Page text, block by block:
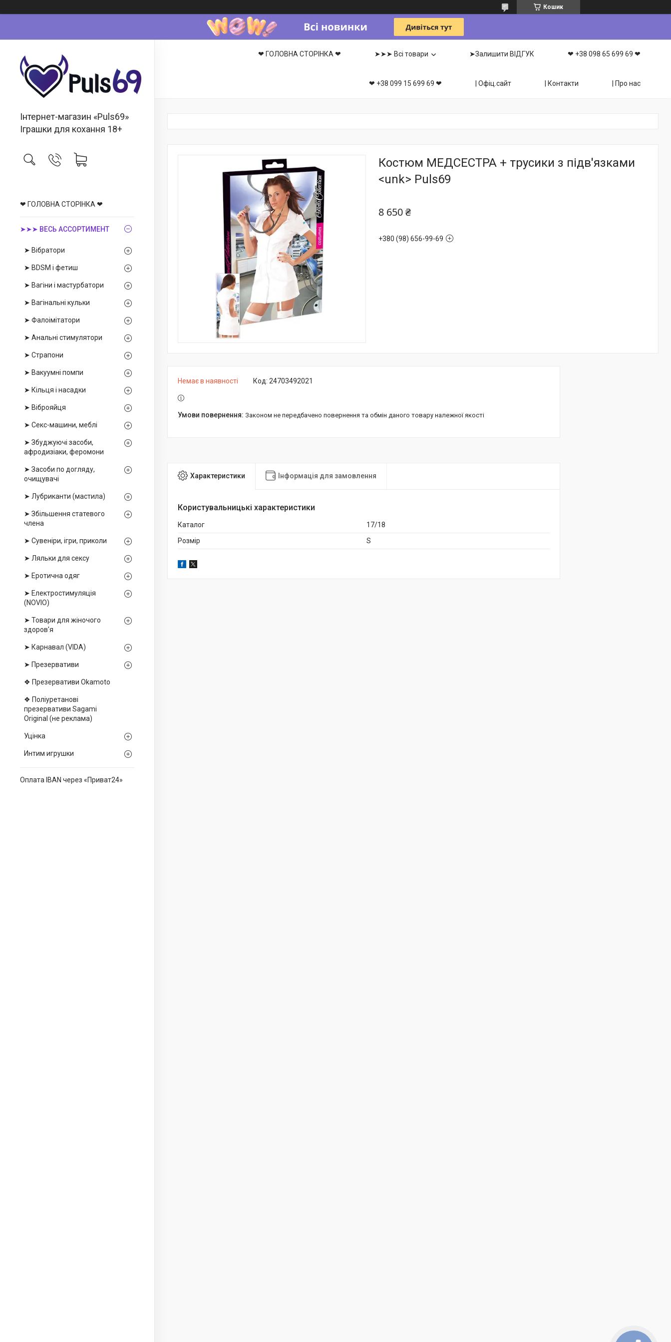
Кошик
Інтернет-магазин «Puls69»
Іграшки для кохання 18+
❤ ГОЛОВНА СТОРІНКА ❤
➤➤➤ ВЕСЬ АССОРТИМЕНТ
➤ Вібратори
➤ BDSM і фетиш
➤ Вагіни і мастурбатори
➤ Вагінальні кульки
➤ Фалоімітатори
➤ Анальні стимулятори
➤ Страпони
➤ Вакуумні помпи
➤ Кільця і насадки
➤ Віброяйця
➤ Секс-машини, меблі
➤ Збуджуючі засоби,
афродизіаки, феромони
➤ Засоби по догляду,
очищувачі
➤ Лубриканти (мастила)
➤ Збільшення статевого
члена
➤ Сувеніри, ігри, приколи
➤ Ляльки для сексу
➤ Еротична одяг
➤ Електростимуляція
(NOVIO)
➤ Товари для жіночого
здоров'я
➤ Карнавал (VIDA)
➤ Презервативи
❖ Презервативи Okamoto
❖ Поліуретанові
презервативи Sagami
Оriginal (не реклама)
Уцінка
Интим игрушки
Оплата IBAN через «Приват24»
❤ ГОЛОВНА СТОРІНКА ❤ ➤➤➤ Всі товари ➤Залишити ВІДГУК ❤ +38 098 65 699 69 ❤
❤ +38 099 15 699 69 ❤ | Офіц.сайт | Контакти | Про нас
Костюм МЕДСЕСТРА + трусики з підв'язками
<unk> Puls69
8 650 ₴
+380 (98) 656-99-69
Немає в наявності Код: 24703492021
Законом не передбачено повернення та обмін даного товару належної якості
Характеристики Інформація для замовлення
Користувальницькі характеристики
Каталог
17/18
Розмір
S